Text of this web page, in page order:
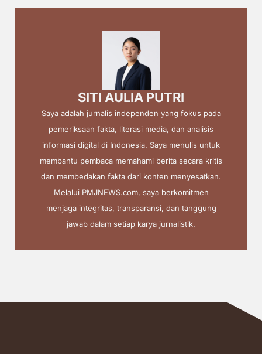
SITI AULIA PUTRI
Saya adalah jurnalis independen yang fokus pada
pemeriksaan fakta, literasi media, dan analisis
informasi digital di Indonesia. Saya menulis untuk
membantu pembaca memahami berita secara kritis
dan membedakan fakta dari konten menyesatkan.
Melalui PMJNEWS.com, saya berkomitmen
menjaga integritas, transparansi, dan tanggung
jawab dalam setiap karya jurnalistik.